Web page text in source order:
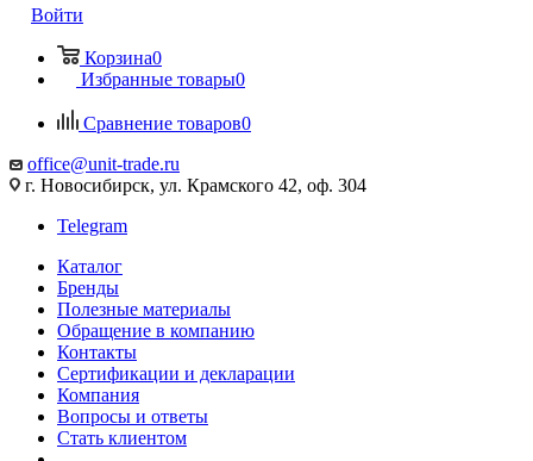
Войти
Корзина0
Избранные товары0
Сравнение товаров0
office@unit-trade.ru
г. Новосибирск, ул. Крамского 42, оф. 304
Telegram
Каталог
Бренды
Полезные материалы
Обращение в компанию
Контакты
Cертификации и декларации
Компания
Вопросы и ответы
Стать клиентом